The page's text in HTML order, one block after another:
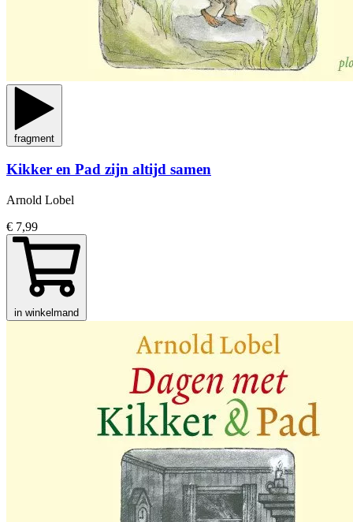
fragment
Kikker en Pad zijn altijd samen
Arnold Lobel
€ 7,99
in winkelmand